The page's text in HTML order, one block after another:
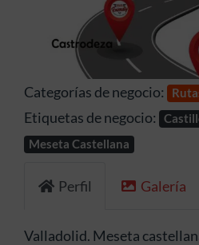
Categorías de negocio:
Etiquetas de negocio:
Meseta Castellana
Perfil Galería
Valladolid. Meseta